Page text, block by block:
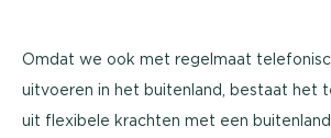
Omdat we ook met regelmaat
uitvoeren in het buitenland, bestaat het
uit flexibele krachten met een